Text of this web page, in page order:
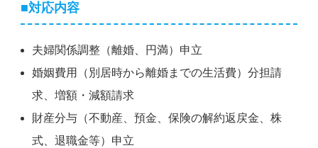
■対応内容
夫婦関係調整（離婚、円満）申立
婚姻費用（別居時から離婚までの生活費）分担請
求、増額・減額請求
財産分与（不動産、預金、保険の解約返戻金、株
式、退職金等）申立